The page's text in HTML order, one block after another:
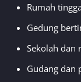
Rumah
Gedung
Sekolah dan
Gudang dan